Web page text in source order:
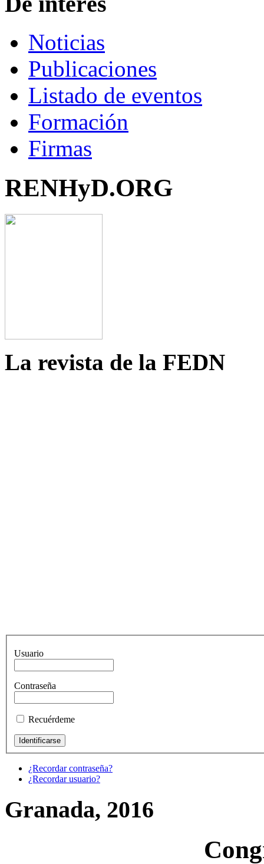
Noticias
Publicaciones
Listado de eventos
Formación
Firmas
RENHyD.ORG
La revista de la FEDN
Usuario
Contraseña
Recuérdeme
¿Recordar contraseña?
¿Recordar usuario?
Granada, 2016